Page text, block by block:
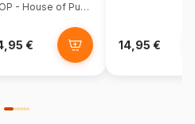
HOP - House of Puzzles
€ 14,95 €